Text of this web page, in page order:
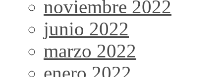
noviembre 2022
junio 2022
marzo 2022